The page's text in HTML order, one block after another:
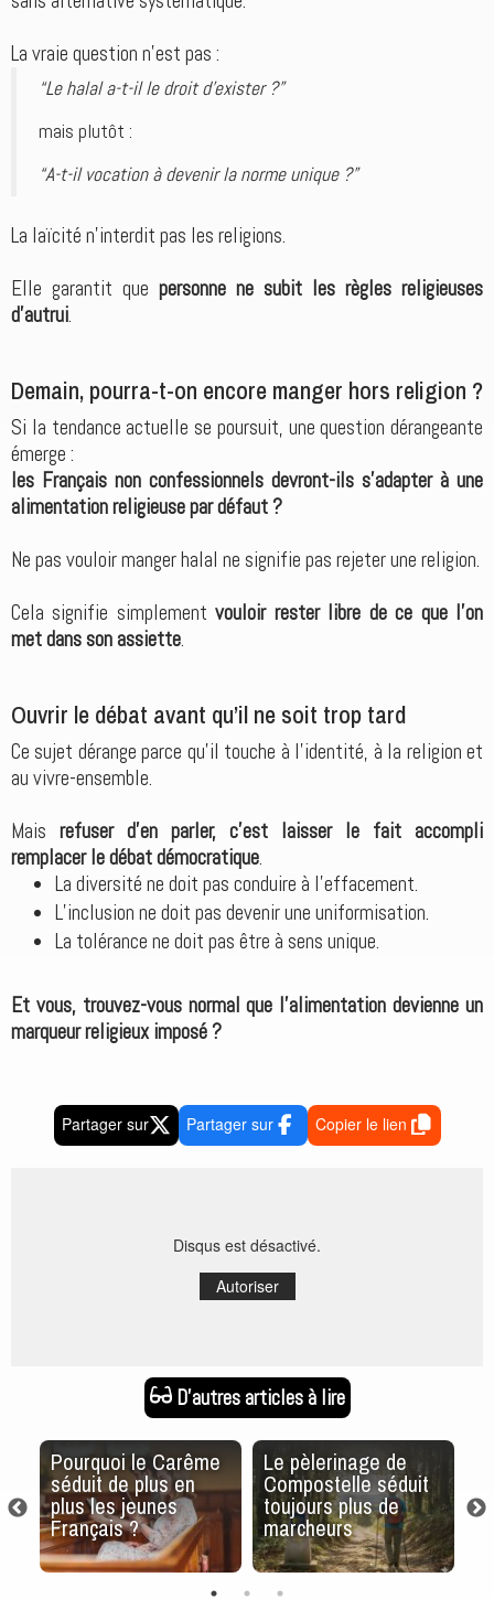
La vraie question n’est pas :
“Le halal a-t-il le droit d’exister ?”
mais plutôt :
“A-t-il vocation à devenir la norme unique ?”
La laïcité n’interdit pas les religions.
Elle garantit que personne ne subit les règles religieuses
d’autrui.
Demain, pourra-t-on encore manger hors religion ?
Si la tendance actuelle se poursuit, une question dérangeante
émerge :
les Français non confessionnels devront-ils s’adapter à une
alimentation religieuse par défaut ?
Ne pas vouloir manger halal ne signifie pas rejeter une religion.
Cela signifie simplementvouloir rester libre de ce que l’on
met dans son assiette.
Ouvrir le débat avant qu’il ne soit trop tard
Ce sujet dérange parce qu’il touche à l’identité, à la religion et
au vivre-ensemble.
Mais refuser d’en parler, c’est laisser le fait accompli
remplacer le débat démocratique.
La diversité ne doit pas conduire à l’effacement.
L’inclusion ne doit pas devenir une uniformisation.
La tolérance ne doit pas être à sens unique.
Et vous, trouvez-vous normal que l’alimentation devienne un
marqueur religieux imposé ?
Partager sur Partager sur Copier le lien
Disqus est désactivé.
Autoriser
D'autres articles à lire
Pourquoi le Carême
séduit de plus en
plus les jeunes
Français ?
Le pèlerinage de
Compostelle séduit
toujours plus de
marcheurs